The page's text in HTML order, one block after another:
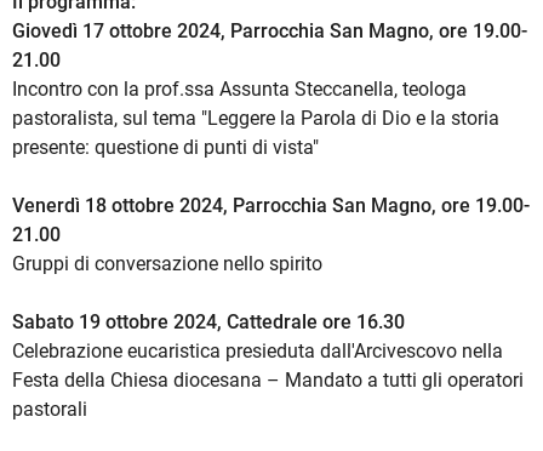
Giovedì 17 ottobre 2024, Parrocchia San Magno, ore 19.00-
21.00
Incontro con la prof.ssa Assunta Steccanella, teologa
pastoralista, sul tema "Leggere la Parola di Dio e la storia
presente: questione di punti di vista"
Venerdì 18 ottobre 2024, Parrocchia San Magno, ore 19.00-
21.00
Gruppi di conversazione nello spirito
Sabato 19 ottobre 2024, Cattedrale ore 16.30
Celebrazione eucaristica presieduta dall'Arcivescovo nella
Festa della Chiesa diocesana – Mandato a tutti gli operatori
pastorali